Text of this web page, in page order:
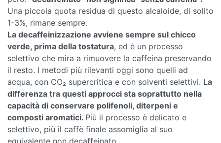
Una piccola quota residua di questo alcaloide, di solito
1-3%, rimane sempre.
La decaffeinizzazione avviene sempre sul chicco
verde, prima della tostatura, ed è un processo
selettivo che mira a rimuovere la caffeina preservando
il resto. I metodi più rilevanti oggi sono quelli ad
acqua, con CO₂ supercritica e con solventi selettivi. La
differenza tra questi approcci sta soprattutto nella
capacità di conservare polifenoli, diterpeni e
composti aromatici. Più il processo è delicato e
selettivo, più il caffè finale assomiglia al suo
equivalente non decaffeinato.